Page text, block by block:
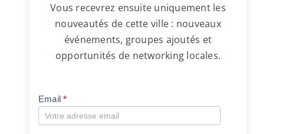
Vous recevrez ensuite uniquement les
nouveautés de cette ville : nouveaux
événements, groupes ajoutés et
opportunités de networking locales.
Compte
Email*